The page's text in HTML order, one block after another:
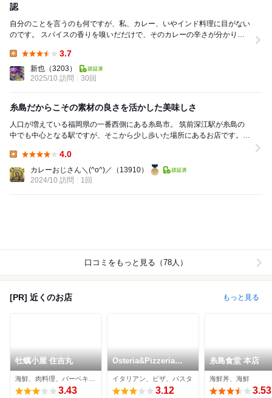
認
自分のことを言うのも何ですが、私、カレー、いやインド料理に目がない
のです。 スパイスの香りを嗅いだだけで、そのカレーの辛さが分かりま
3.7
新也 （3203）
2025/10 訪問
30回
糸島だからこその素材の良さを活かした美味しさ
人口が増えている福岡県の一番西側にある糸島市。 筑前深江駅が糸島の
中でも中心となる駅ですが、そこから少し歩いた場所にあるお店です。
4.0
カレーおじさん＼(^o^)／
（13910）
2024/10 訪問
1回
口コミをもっと見る（78人）
[PR] 近くのお店 もっと見る
牡蠣小屋 住吉丸
3.43
Osteria&Pizzeria
Felice
イタリアン、ピザ、パスタ
3.12
糸島食堂 本店
海鮮丼、海鮮
3.53